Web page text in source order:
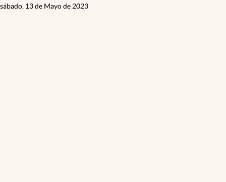
sábado, 13 de Mayo de 2023